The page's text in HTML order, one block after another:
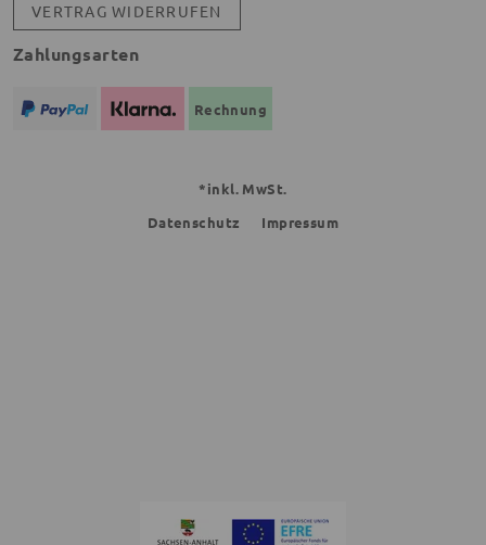
VERTRAG WIDERRUFEN
Zahlungsarten
Rechnung
*inkl. MwSt.
Datenschutz
Impressum